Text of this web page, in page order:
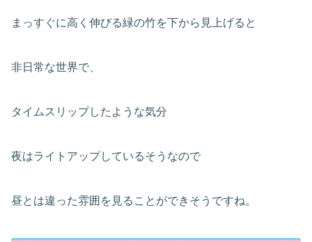
まっすぐに高く伸びる緑の竹を下から見上げると
非日常な世界で、
タイムスリップしたような気分
夜はライトアップしているそうなので
昼とは違った雰囲を見ることができそうですね。